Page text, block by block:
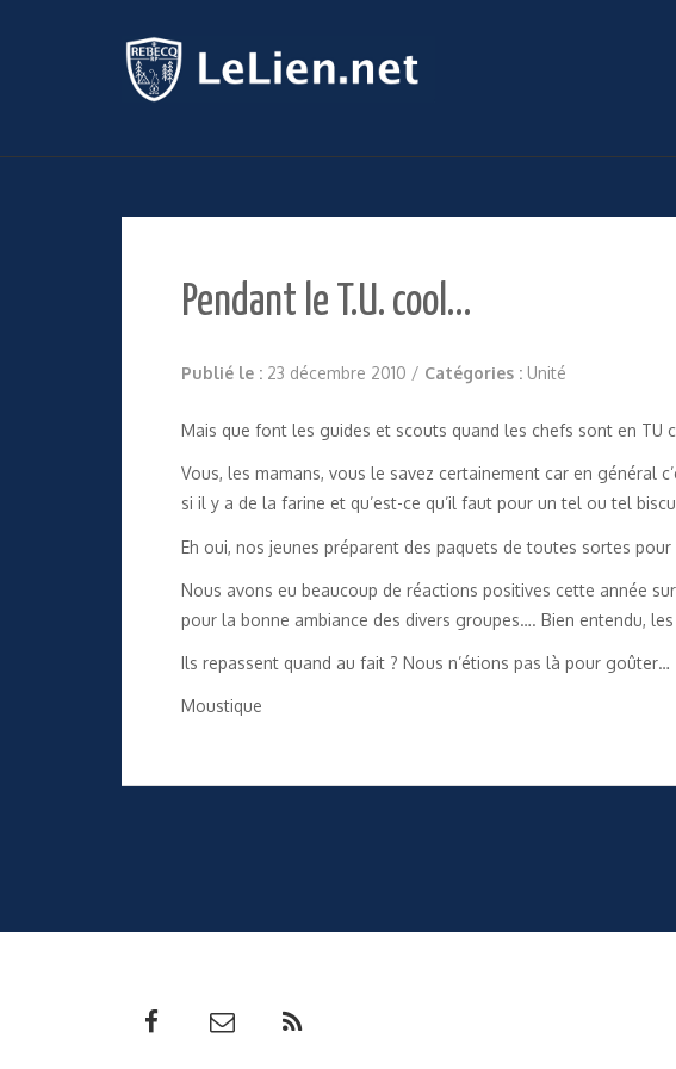
Pendant le T.U. cool…
Publié le : 23 décembre 2010 / Catégories : Unité
Mais que font les guides et scouts quand les chefs sont en TU
Vous, les mamans, vous le savez certainement car en général
si il y a de la farine et qu’est-ce qu’il faut pour un tel ou tel
Eh oui, nos jeunes préparent des paquets de toutes sortes
Nous avons eu beaucoup de réactions positives cette année
pour la bonne ambiance des divers groupes…. Bien entendu,
Ils repassent quand au fait ? Nous n’étions pas là pour goûter…
Moustique